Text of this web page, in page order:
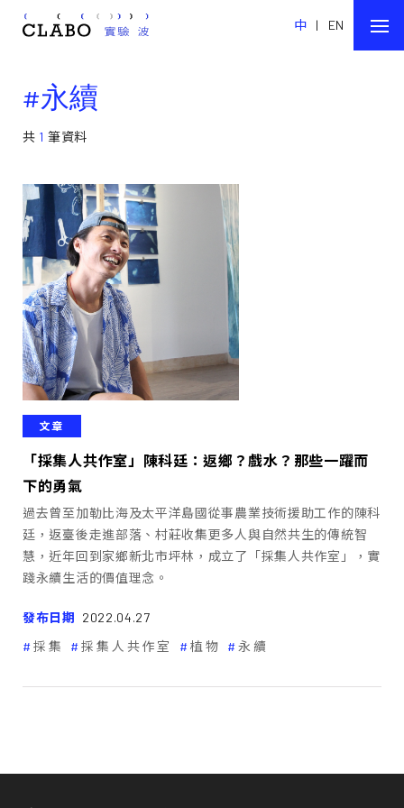
中 | EN
#永續
共 1 筆資料
文章
「採集人共作室」陳科廷：返鄉？戲水？那些一躍而
下的勇氣
過去曾至加勒比海及太平洋島國從事農業技術援助工作的陳科
廷，返臺後走進部落、村莊收集更多人與自然共生的傳統智
慧，近年回到家鄉新北市坪林，成立了「採集人共作室」，實
踐永續生活的價值理念。
發布日期 2022.04.27
採集
採集人共作室 植物 永續